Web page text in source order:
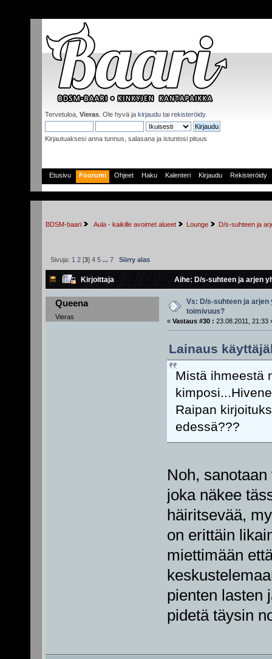
Tervetuloa, Vieras . Ole hyvä ja kirjaudu tai rekisteröidy.
Kirjautuaksesi anna tunnus, salasana ja istuntosi pituus
Etusivu Foorumi Ohjeet Haku Kalenteri Kirjaudu Rekisteröidy
BDSM-baari Aula - kaikille avoimet alueet Lounge D/s-suhteen ja
Sivuja: 1 2[3] 4 5 ... 7 Siirry alas
Kirjoittaja Aihe: D/s-suhteen ja arjen
Queena
Vieras
Vs: D/s-suhteen ja arjen
toimivuus?
« Vastaus #30 : 23.08.2011, 21:33
Lainaus
Mistä ihmeestä
Raipan
edessä???
Noh,
joka näkee
häiritsevää,
on erittäin
miettimään
pienten lasten
pidetä täysin